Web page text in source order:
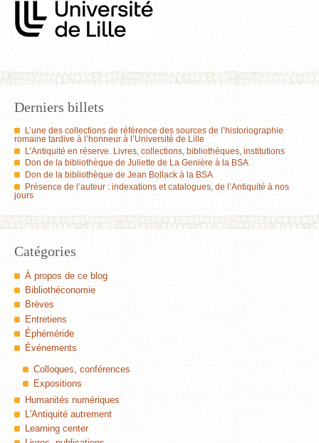
Derniers billets
L’une des collections de référence des sources de l’historiographie
romaine tardive à l’honneur à l’Université de Lille
L’Antiquité en réserve. Livres, collections, bibliothèques, institutions
Don de la bibliothèque de Juliette de La Genière à la BSA
Don de la bibliothèque de Jean Bollack à la BSA
Présence de l’auteur : indexations et catalogues, de l’Antiquité à nos
jours
Catégories
À propos de ce blog
Bibliothéconomie
Brèves
Entretiens
Éphéméride
Événements
Colloques, conférences
Expositions
Humanités numériques
L'Antiquité autrement
Learning center